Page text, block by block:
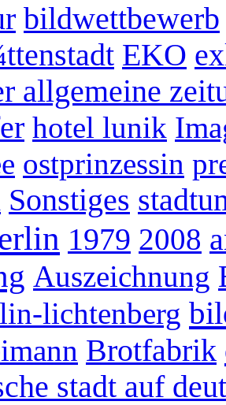
bildwettbewerb
EKO
allgemeine
hotel lunik
ostprinzessin
Sonstiges
1979 2008
Auszeichnung
lichtenberg
Brotfabrik
stadt auf